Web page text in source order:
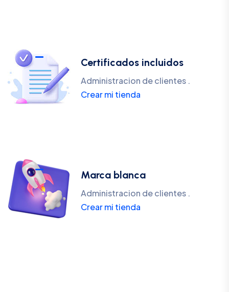
Certificados incluidos
Administracion de clientes .
Crear mi tienda
Marca blanca
Administracion de clientes .
Crear mi tienda